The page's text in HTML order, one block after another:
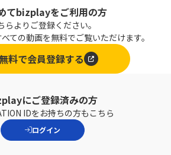
30代が多くいらっしゃいます。
取り上げられている
須な「7つの力」についてお話いた
てbizplayをご利用の方
らよりご登録ください。
ての動画を無料でご覧いただけます。
料で会員登録する
にご登録済みの方
IDをお持ちの方もこちら
ログイン